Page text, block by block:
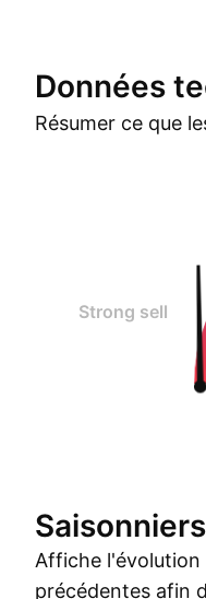
Données
Résumer ce que
Strong sell
Saisonniers
Affiche l'évolution
précédentes afin